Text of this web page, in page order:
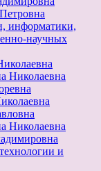
информатики,
научных
Николаевна
Николаевна
и